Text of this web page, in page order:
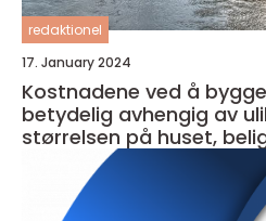
redaktionel
17. January 2024
Kostnadene ved å
betydelig avhengig av
størrelsen på huset,
materialkvaliteten og